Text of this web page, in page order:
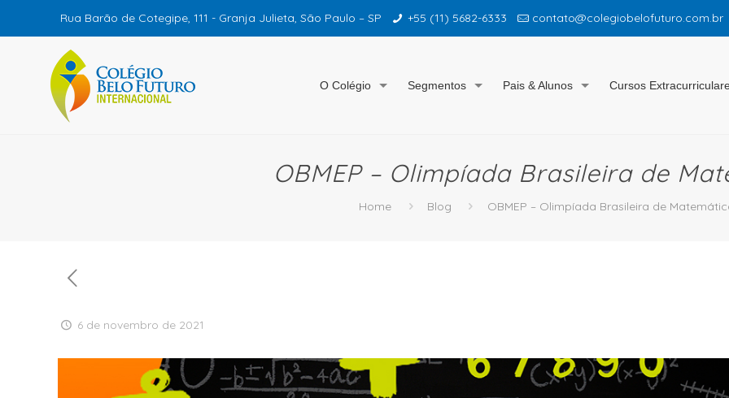
Rua Barão de Cotegipe, 111 - Granja Julieta, São Paulo – SP +55 (11) 5682-6333 contato@colegiobelofuturo.com.br
O Colégio Segmentos Pais & Alunos Cursos
OBMEP – Olimpíada Brasileira de
Home Blog OBMEP – Olimpíada Brasileira de
6 de novembro de 2021